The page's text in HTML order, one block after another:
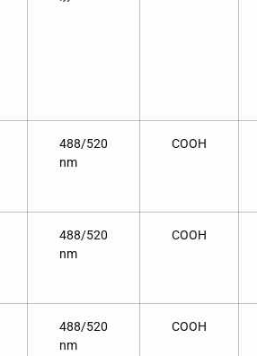
488/520
nm
COOH
488/520
nm
COOH
488/520
nm
COOH